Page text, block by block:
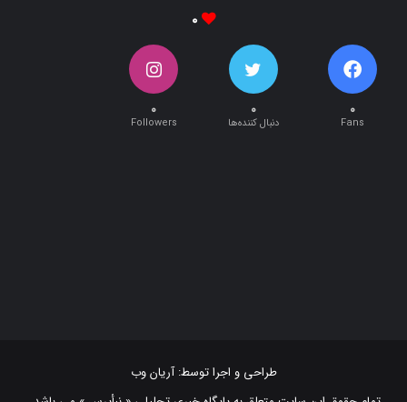
۰
۰
Fans
۰
دنبال کننده‌ها
۰
Followers
طراحی و اجرا توسط:آریان وب